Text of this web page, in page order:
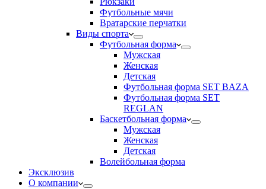
Футбольные мячи
Вратарские перчатки
Виды спорта
Футбольная форма
Мужская
Женская
Детская
Футбольная форма SET BAZA
Футбольная форма SET
REGLAN
Баскетбольная форма
Мужская
Женская
Детская
Волейбольная форма
Эксклюзив
О компании